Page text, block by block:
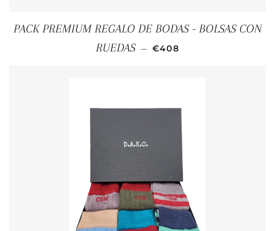
PACK PREMIUM REGALO DE BODAS - BOLSAS CON
RUEDAS — PRECIO HABITUAL
€408